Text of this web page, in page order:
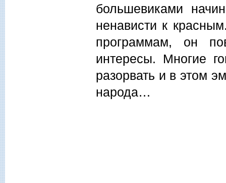
большевиками
ненависти к
программам, он
интересы. Многие
разорвать и в этом
народа…